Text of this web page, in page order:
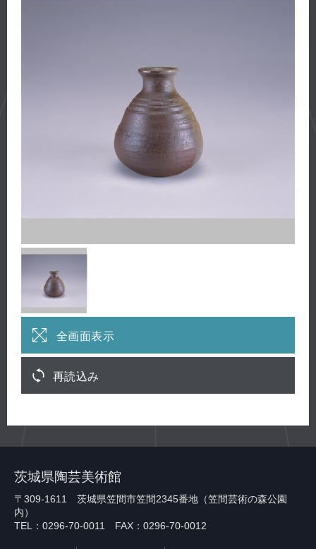
全画面表示
再読込み
茨城県陶芸美術館
〒309-1611 茨城県笠間市笠間2345番地（笠間芸術の森公園
内）
TEL：0296-70-0011 FAX：0296-70-0012